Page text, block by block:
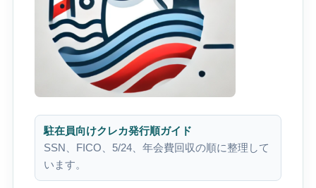
駐在員向けクレカ発行順ガイド
SSN、FICO、5/24、年会費回収の順に整理して
います。